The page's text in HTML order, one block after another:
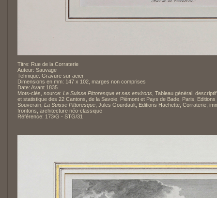
Titre: Rue de la Corraterie
Auteur: Sauvage
Tehnique: Gravure sur acier
Dimensions en mm: 147 x 102, marges non comprises
Date: Avant 1835
Mots-clés, source: La Suisse Pittoresque et ses environs , Tableau général,
et statistique des 22 Cantons, de la Savoie, Piémont et Pays de Bade, Paris, Editions
Souverain, La Suisse Pittoresque , Jules Gourdault, Editions Hachette, Corraterie,
frontons, architecture néo-classique
Référence: 173/G - STG/31